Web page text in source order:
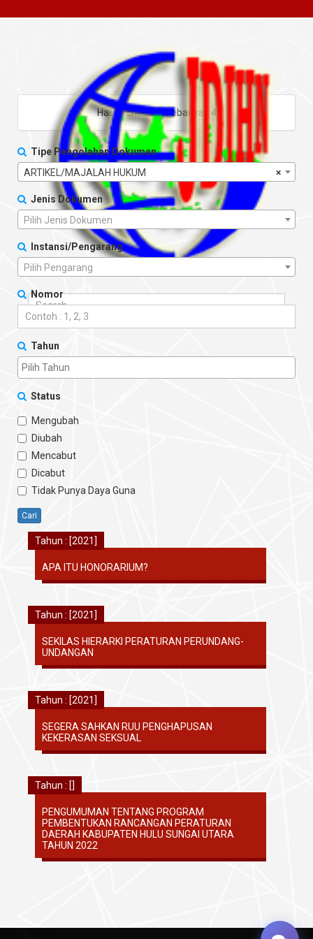
Hasil pencarian sebanyak 4
Tipe Pengolahan Dokumen
×
ARTIKEL/MAJALAH HUKUM
Jenis Dokumen
Pilih Jenis Dokumen
Instansi/Pengarang
Pilih Pengarang
Nomor
Tahun
Status
Mengubah
Diubah
Mencabut
Dicabut
Tidak Punya Daya Guna
Cari
Tahun : [2021]
APA ITU HONORARIUM?
Tahun : [2021]
SEKILAS HIERARKI PERATURAN PERUNDANG-
UNDANGAN
Tahun : [2021]
SEGERA SAHKAN RUU PENGHAPUSAN
KEKERASAN SEKSUAL
Tahun : []
PENGUMUMAN TENTANG PROGRAM
PEMBENTUKAN RANCANGAN PERATURAN
DAERAH KABUPATEN HULU SUNGAI UTARA
TAHUN 2022